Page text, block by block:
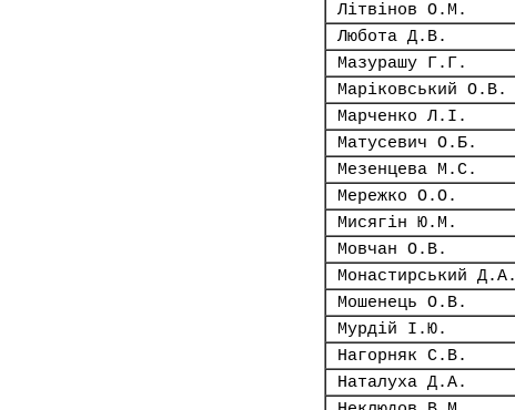
Літвінов О.М.
Любота Д.В.
Мазурашу Г.Г.
Маріковський О.В.
Марченко Л.І.
Матусевич О.Б.
Мезенцева М.С.
Мережко О.О.
Мисягін Ю.М.
Мовчан О.В.
Монастирський Д.А.
Мошенець О.В.
Мурдій І.Ю.
Нагорняк С.В.
Наталуха Д.А.